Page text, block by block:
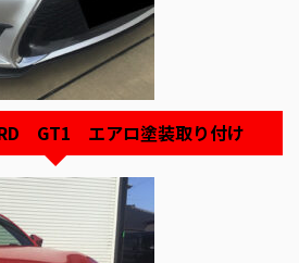
GT1 エアロ塗装取り付け